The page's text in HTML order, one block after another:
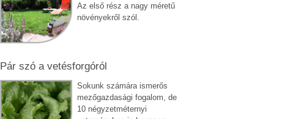
Az első rész a nagy méretű
növényekről szól.
Pár szó a vetésforgóról
Sokunk számára ismerős
mezőgazdasági fogalom, de
10 négyzetméternyi